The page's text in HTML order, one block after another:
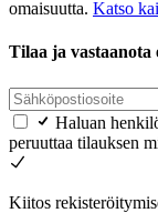
omaisuutta. Katso
Tilaa ja vastaanota
Haluan
peruuttaa tilauksen
Kiitos